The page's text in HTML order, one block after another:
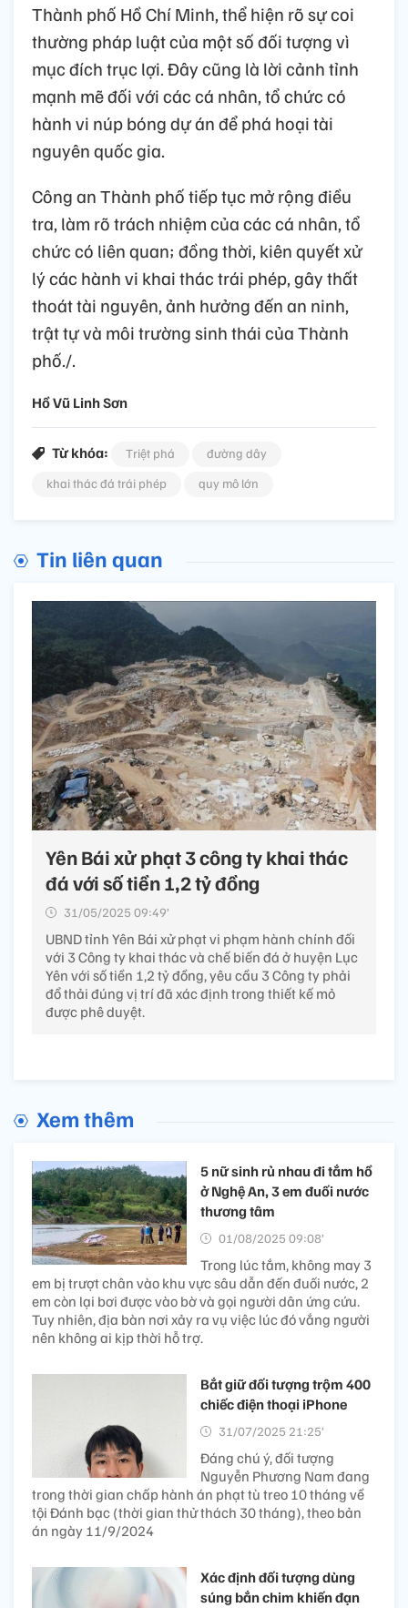
Thành phố Hồ Chí Minh, thể hiện rõ sự coi
thường pháp luật của một số đối tượng vì
mục đích trục lợi. Đây cũng là lời cảnh tỉnh
mạnh mẽ đối với các cá nhân, tổ chức có
hành vi núp bóng dự án để phá hoại tài
nguyên quốc gia.
Công an Thành phố tiếp tục mở rộng điều
tra, làm rõ trách nhiệm của các cá nhân, tổ
chức có liên quan; đồng thời, kiên quyết xử
lý các hành vi khai thác trái phép, gây thất
thoát tài nguyên, ảnh hưởng đến an ninh,
trật tự và môi trường sinh thái của Thành
phố./.
Hồ Vũ Linh Sơn
Từ khóa: Triệt phá
đường dây
khai thác đá trái phép
quy mô lớn
Tin liên quan
Yên Bái xử phạt 3 công ty khai thác
đá với số tiền 1,2 tỷ đồng
31/05/2025 09:49’
UBND tỉnh Yên Bái xử phạt vi phạm hành chính đối
với 3 Công ty khai thác và chế biến đá ở huyện Lục
Yên với số tiền 1,2 tỷ đồng, yêu cầu 3 Công ty phải
đổ thải đúng vị trí đã xác định trong thiết kế mỏ
được phê duyệt.
Xem thêm
5 nữ sinh rủ nhau đi tắm hồ
ở Nghệ An, 3 em đuối nước
thương tâm
01/08/2025 09:08’
Trong lúc tắm, không may 3
em bị trượt chân vào khu vực sâu dẫn đến đuối nước, 2
em còn lại bơi được vào bờ và gọi người dân ứng cứu.
Tuy nhiên, địa bàn nơi xảy ra vụ việc lúc đó vắng người
nên không ai kịp thời hỗ trợ.
Bắt giữ đối tượng trộm 400
chiếc điện thoại iPhone
31/07/2025 21:25’
Đáng chú ý, đối tượng
Nguyễn Phương Nam đang
trong thời gian chấp hành án phạt tù treo 10 tháng về
tội Đánh bạc (thời gian thử thách 30 tháng), theo bản
án ngày 11/9/2024
Xác định đối tượng dùng
súng bắn chim khiến đạn